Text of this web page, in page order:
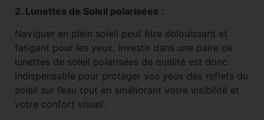
2. Lunettes de Soleil polarisées :
Naviguer en plein soleil peut être éblouissant et
fatigant pour les yeux. Investir dans une paire de
lunettes de soleil polarisées de qualité est donc
indispensable pour protéger vos yeux des reflets du
soleil sur l’eau tout en améliorant votre visibilité et
votre confort visuel.